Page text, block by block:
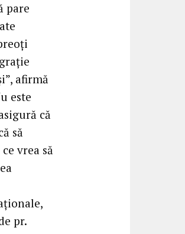
pare
afirmă
este
că
să
vrea să
pr.